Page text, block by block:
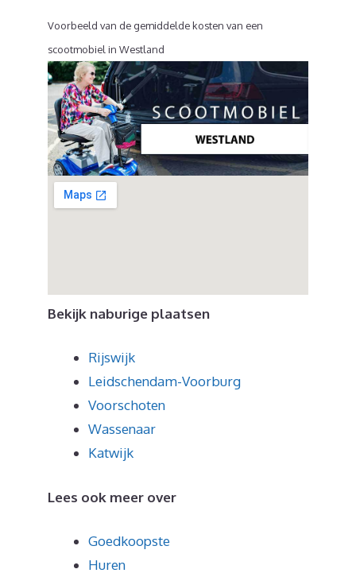
Voorbeeld van de gemiddelde kosten van een
scootmobiel in Westland
Bekijk naburige plaatsen
Rijswijk
Leidschendam-Voorburg
Voorschoten
Wassenaar
Katwijk
Lees ook meer over
Goedkoopste
Huren